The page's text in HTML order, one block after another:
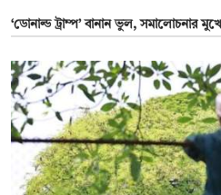
‘ডোনাল্ড ট্রাম্প’ বানান ভুল, সমালোচনার